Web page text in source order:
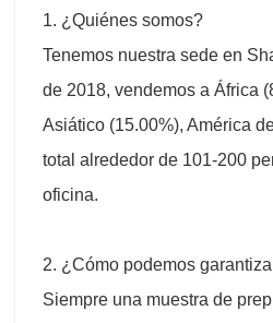
1. ¿Quiénes somos?
Tenemos nuestra sede en
de 2018, vendemos a África
Asiático (15.00%), América
total alrededor de 101-200
oficina.
2. ¿Cómo podemos
Siempre una muestra de